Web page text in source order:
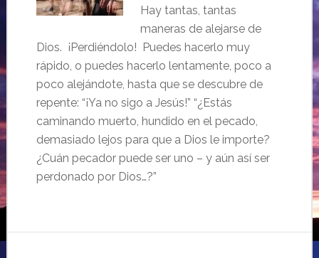
Hay tantas, tantas
maneras de alejarse de
Dios. ¡Perdiéndolo! Puedes hacerlo muy
rápido, o puedes hacerlo lentamente, poco a
poco alejándote, hasta que se descubre de
repente: “¡Ya no sigo a Jesús!” “¿Estás
caminando muerto, hundido en el pecado,
demasiado lejos para que a Dios le importe?
¿Cuán pecador puede ser uno – y aún así ser
perdonado por Dios…?”